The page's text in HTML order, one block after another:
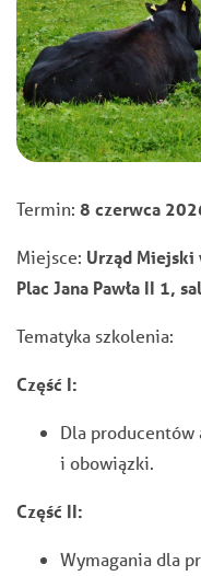
Termin: 8 czerwca
Miejsce: Urząd Miejski
Plac Jana Pawła II 1,
Tematyka szkolenia:
Część I:
Dla producentów
i obowiązki.
Część II:
Wymagania dla